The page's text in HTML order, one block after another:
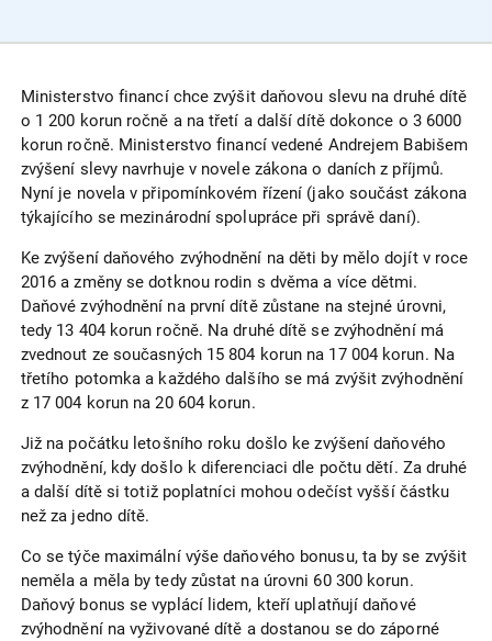
Ministerstvo financí chce zvýšit daňovou slevu na druhé dítě
o 1 200 korun ročně a na třetí a další dítě dokonce o 3 6000
korun ročně. Ministerstvo financí vedené Andrejem Babišem
zvýšení slevy navrhuje v novele zákona o daních z příjmů.
Nyní je novela v připomínkovém řízení (jako součást zákona
týkajícího se mezinárodní spolupráce při správě daní).
Ke zvýšení daňového zvýhodnění na děti by mělo dojít v roce
2016 a změny se dotknou rodin s dvěma a více dětmi.
Daňové zvýhodnění na první dítě zůstane na stejné úrovni,
tedy 13 404 korun ročně. Na druhé dítě se zvýhodnění má
zvednout ze současných 15 804 korun na 17 004 korun. Na
třetího potomka a každého dalšího se má zvýšit zvýhodnění
z 17 004 korun na 20 604 korun.
Již na počátku letošního roku došlo ke zvýšení daňového
zvýhodnění, kdy došlo k diferenciaci dle počtu dětí. Za druhé
a další dítě si totiž poplatníci mohou odečíst vyšší částku
než za jedno dítě.
Co se týče maximální výše daňového bonusu, ta by se zvýšit
neměla a měla by tedy zůstat na úrovni 60 300 korun.
Daňový bonus se vyplácí lidem, kteří uplatňují daňové
zvýhodnění na vyživované dítě a dostanou se do záporné